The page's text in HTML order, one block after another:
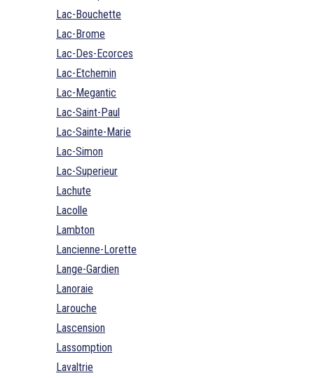
Lac-Bouchette
Lac-Brome
Lac-Des-Ecorces
Lac-Etchemin
Lac-Megantic
Lac-Saint-Paul
Lac-Sainte-Marie
Lac-Simon
Lac-Superieur
Lachute
Lacolle
Lambton
Lancienne-Lorette
Lange-Gardien
Lanoraie
Larouche
Lascension
Lassomption
Lavaltrie